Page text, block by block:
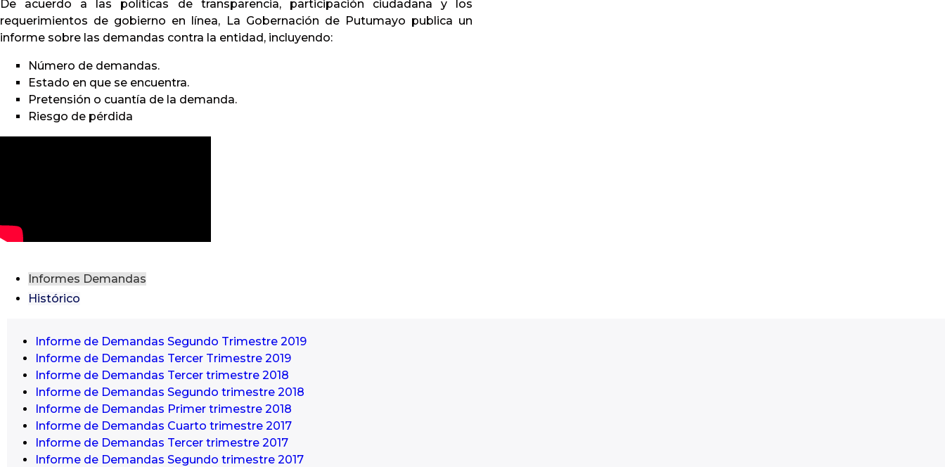
De acuerdo a las políticas de transparencia, participación ciudadana y los
requerimientos de gobierno en línea, La Gobernación de Putumayo publica un
informe sobre las demandas contra la entidad, incluyendo:
Número de demandas.
Estado en que se encuentra.
Pretensión o cuantía de la demanda.
Riesgo de pérdida
Informes Demandas
Histórico
Informe de Demandas Segundo Trimestre 2019
Informe de Demandas Tercer Trimestre 2019
Informe de Demandas Tercer trimestre 2018
Informe de Demandas Segundo trimestre 2018
Informe de Demandas Primer trimestre 2018
Informe de Demandas Cuarto trimestre 2017
Informe de Demandas Tercer trimestre 2017
Informe de Demandas Segundo trimestre 2017